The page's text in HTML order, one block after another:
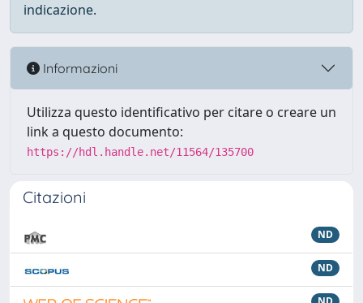
indicazione.
Informazioni
Utilizza questo identificativo per citare o creare un
link a questo documento:
https://hdl.handle.net/11564/135700
Citazioni
ND
ND